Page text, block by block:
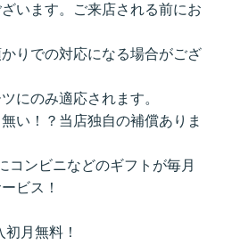
います。ご来店される前にお
りでの対応になる場合がござ
にのみ適応されます。
い！？当店独自の補償ありま
コンビニなどのギフトが毎月
ビス！
月無料！